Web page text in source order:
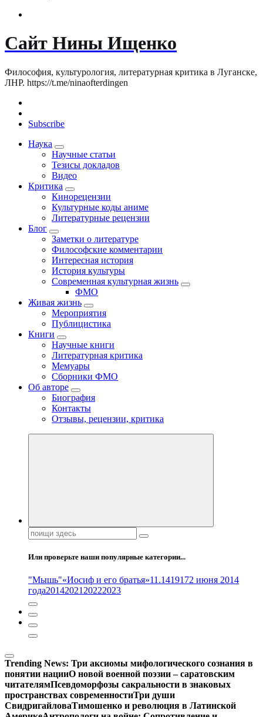
Сайт Нины Ищенко
Философия, культурология, литературная критика в Луганске,
ЛНР. https://t.me/ninaofterdingen
Subscribe
Наука
Научные статьи
Тезисы докладов
Видео
Критика
Кинорецензии
Культурные коды аниме
Литературные рецензии
Блог
Заметки о литературе
Философские комментарии
Интересная история
История культуры
Современная культурная жизнь
ФМО
Живая жизнь
Мероприятия
Публицистика
Книги
Научные книги
Литературная критика
Мемуары
Сборники ФМО
Об авторе
Биография
Контакты
Отзывы, рецензии, критика
Поиск:
Или проверьте наши популярные категории...
"Мышь"«Иосиф и его братья»11.1419172 июня 2014
года20142021 20222023
Trending News: Три аксиомы мифологического сознания в
понятии нацииО новой военной поэзии – саратовским
читателямПсевдоморфозы сакральности в знаковых
пространствах современностиТри души
СвидригайловаТимошенко и революция в Латинской